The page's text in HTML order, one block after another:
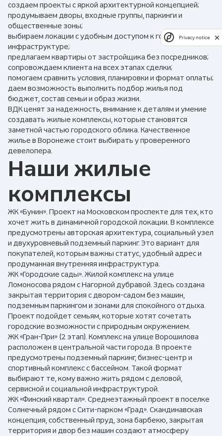
создаем проекты с яркой архитектурной концепцией;
продумываем дворы, входные группы, паркинги и
общественные зоны;
выбираем локации с удобным доступом к городской
инфраструктуре;
предлагаем квартиры от застройщика без посредников;
сопровождаем клиента на всех этапах сделки;
помогаем сравнить условия, планировки и формат оплаты;
даем возможность выполнить подбор жилья под
бюджет, состав семьи и образ жизни.
ВДК ценят за надежность, внимание к деталям и умение
создавать жилые комплексы, которые становятся
заметной частью городского облика. Качественное
жилье в Воронеже стоит выбирать у проверенного
девелопера.
Наши жилые
комплексы
ЖК «Бунин». Проект на Московском проспекте для тех, кто
хочет жить в динамичной городской локации. В комплексе
предусмотрены авторская архитектура, социальный узел
и двухуровневый подземный паркинг. Это вариант для
покупателей, которым важны статус, удобный адрес и
продуманная внутренняя инфраструктура.
ЖК «Городские сады». Жилой комплекс на улице
Ломоносова рядом с Нагорной дубравой. Здесь создана
закрытая территория с двором-садом без машин,
подземным паркингом и зонами для спокойного отдыха.
Проект подойдет семьям, которые хотят сочетать
городские возможности с природным окружением.
ЖК «Гран-При» (2 этап). Комплекс на улице Ворошилова
расположен в центральной части города. В проекте
предусмотрены подземный паркинг, бизнес-центр и
спортивный комплекс с бассейном. Такой формат
выбирают те, кому важно жить рядом с деловой,
сервисной и социальной инфраструктурой.
ЖК «Финский квартал». Среднеэтажный проект в поселке
Солнечный рядом с Сити-парком «Град». Скандинавская
концепция, собственный пруд, зона барбекю, закрытая
территория и двор без машин создают атмосферу
Privacy notice